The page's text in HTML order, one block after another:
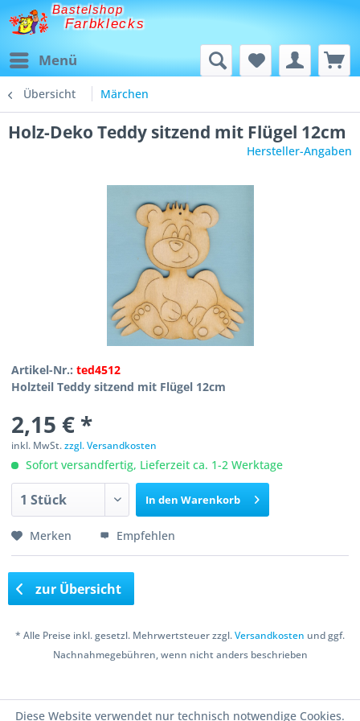
Bastelshop
Farbklecks
Menü
Übersicht Märchen
Holz-Deko Teddy sitzend mit Flügel 12cm
Hersteller-Angaben
Artikel-Nr.:ted4512
Holzteil Teddy sitzend mit Flügel 12cm
2,15 € *
inkl. MwSt.zzgl. Versandkosten
Sofort versandfertig, Lieferzeit ca. 1-2 Werktage
In den Warenkorb
Merken Empfehlen
zur Übersicht
* Alle Preise inkl. gesetzl. Mehrwertsteuer zzgl.Versandkosten und ggf.
Nachnahmegebühren, wenn nicht anders beschrieben
Diese Website verwendet nur technisch notwendige Cookies.